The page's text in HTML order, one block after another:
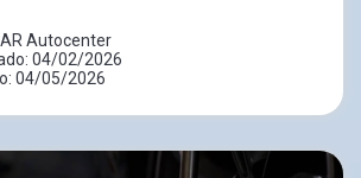
Autocenter
04/02/2026
04/05/2026